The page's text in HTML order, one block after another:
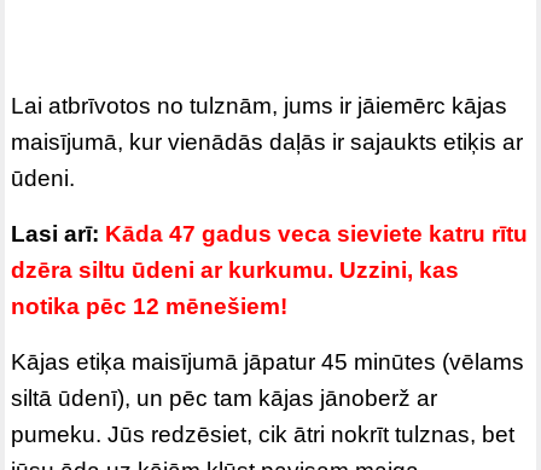
Lai atbrīvotos no tulznām, jums ir jāiemērc kājas
maisījumā, kur vienādās daļās ir sajaukts etiķis ar
ūdeni.
Lasi arī: Kāda 47 gadus veca sieviete katru rītu
dzēra siltu ūdeni ar kurkumu. Uzzini, kas
notika pēc 12 mēnešiem!
Kājas etiķa maisījumā jāpatur 45 minūtes (vēlams
siltā ūdenī), un pēc tam kājas jānoberž ar
pumeku. Jūs redzēsiet, cik ātri nokrīt tulznas, bet